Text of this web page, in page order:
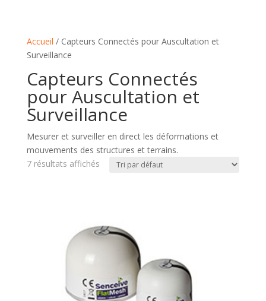
Accueil / Capteurs Connectés pour Auscultation et
Surveillance
Capteurs Connectés
pour Auscultation et
Surveillance
Mesurer et surveiller en direct les déformations et
mouvements des structures et terrains.
7 résultats affichés